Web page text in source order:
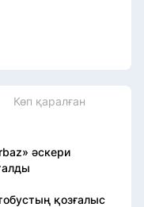
Көп қаралған
әскери
қозғалыс